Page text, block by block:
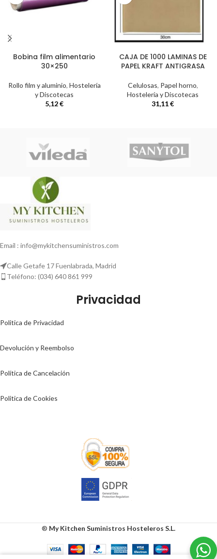
Bobina film alimentario
30×250
Rollo film y aluminio, Hostelería
y Discotecas
5,12€
CAJA DE 1000 LAMINAS DE
PAPEL KRAFT ANTIGRASA
Celulosas, Papel horno,
Hostelería y Discotecas
31,11€
Email : info@mykitchensuministros.com
Calle Getafe 17 Fuenlabrada, Madrid
Teléfono: (034) 640 861 999
Privacidad
Politica de Privacidad
Devolución y Reembolso
Política de Cancelación
Politica de Cookies
® My Kitchen Suministros Hosteleros S.L.